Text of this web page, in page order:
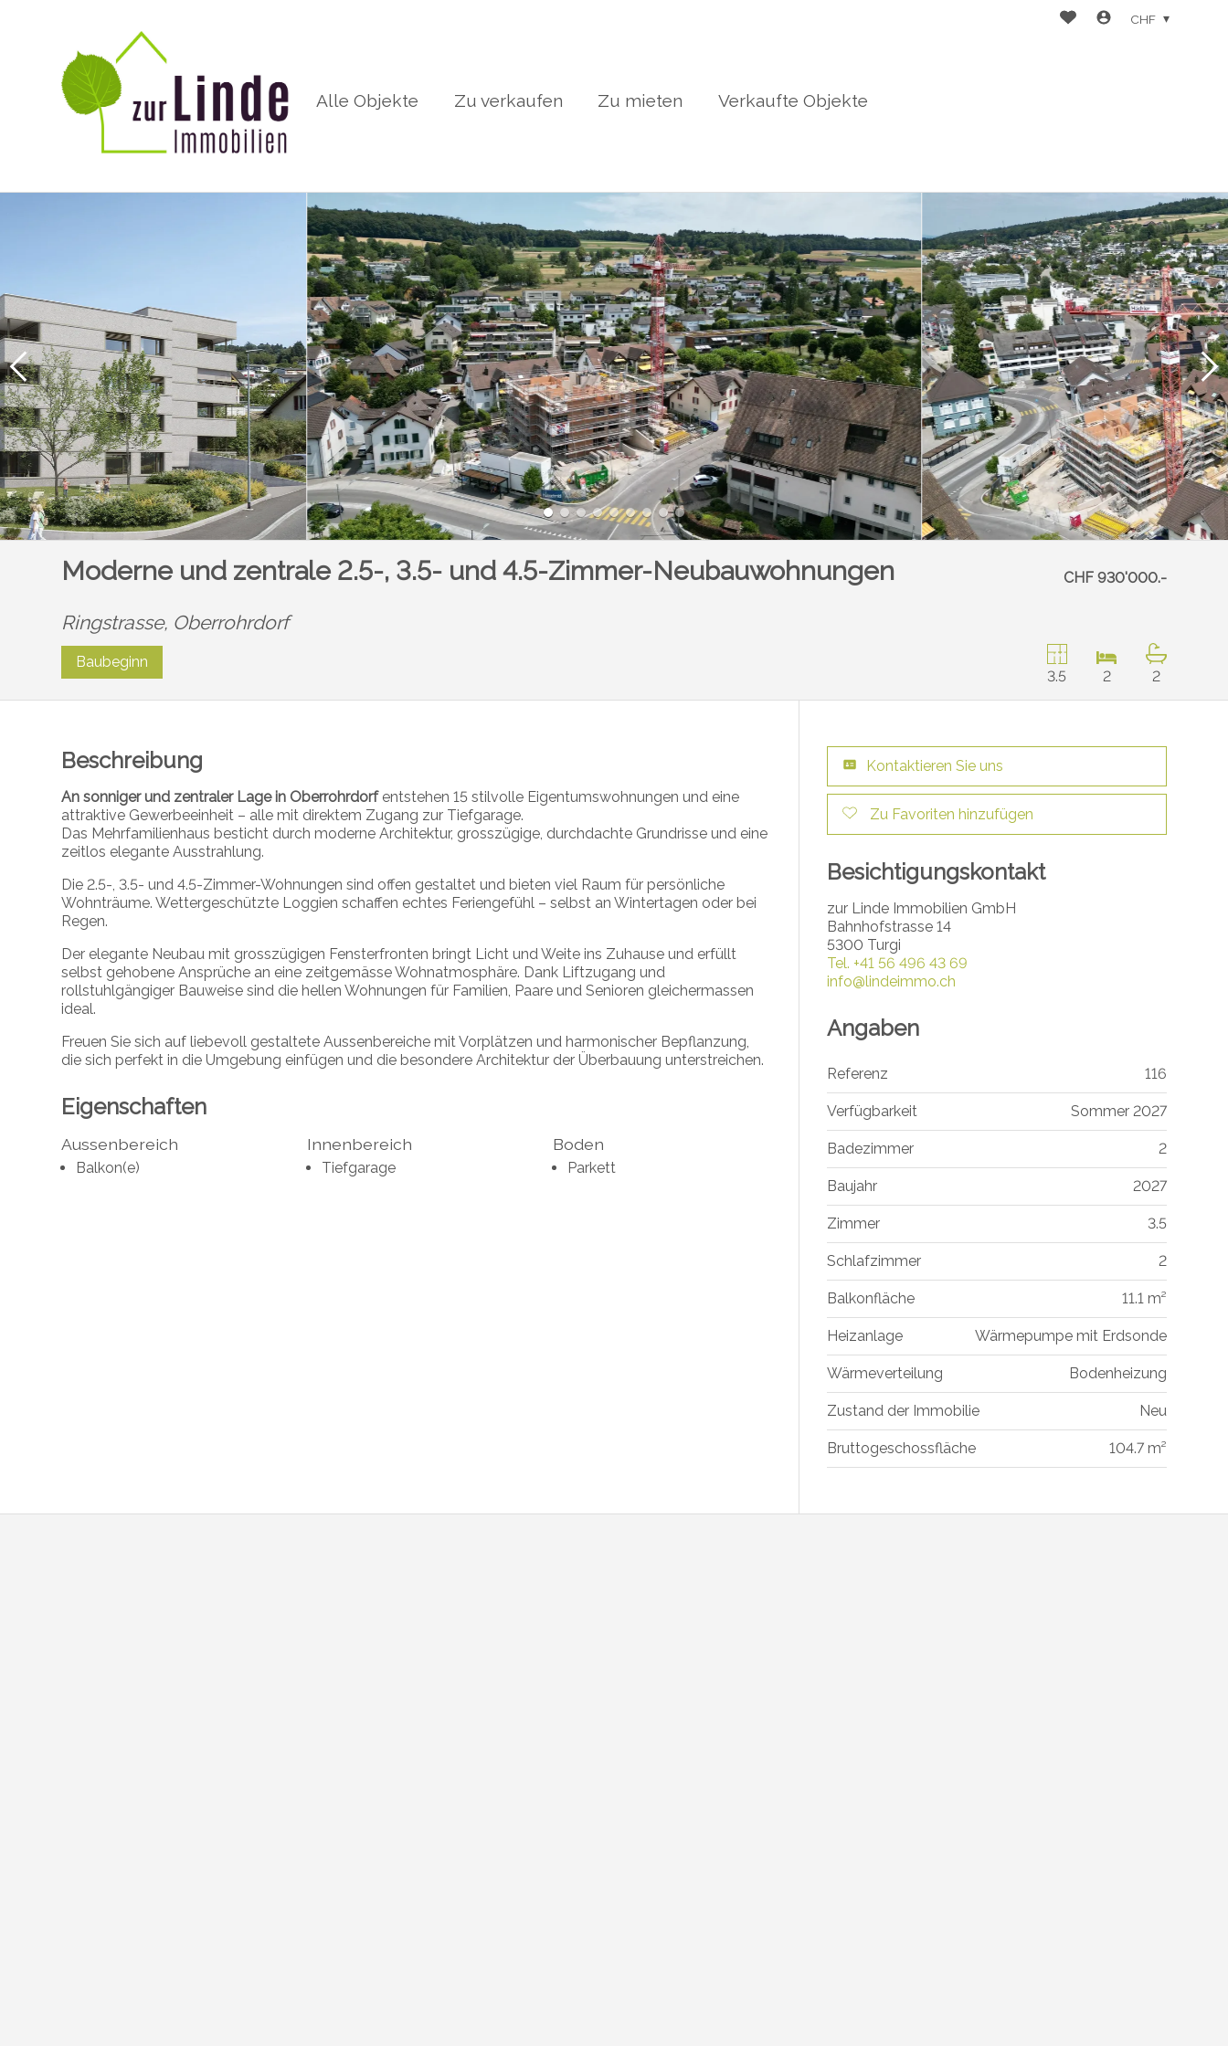
Alle Objekte Zu verkaufen Zu mieten Verkaufte Objekte
CHF
Moderne und zentrale 2.5-, 3.5- und 4.5-Zimmer-Neubauwohnungen CHF 930'000.-
Ringstrasse, Oberrohrdorf
Baubeginn
3.5
2 2
Beschreibung
An sonniger und zentraler Lage in Oberrohrdorfentstehen 15 stilvolle Eigentumswohnungen und eine
attraktive Gewerbeeinheit – alle mit direktem Zugang zur Tiefgarage.
Das Mehrfamilienhaus besticht durch moderne Architektur, grosszügige, durchdachte Grundrisse und eine
zeitlos elegante Ausstrahlung.
Die 2.5-, 3.5- und 4.5-Zimmer-Wohnungen sind offen gestaltet und bieten viel Raum für persönliche
Wohnträume. Wettergeschützte Loggien schaffen echtes Feriengefühl – selbst an Wintertagen oder bei
Regen.
Der elegante Neubau mit grosszügigen Fensterfronten bringt Licht und Weite ins Zuhause und erfüllt
selbst gehobene Ansprüche an eine zeitgemässe Wohnatmosphäre. Dank Liftzugang und
rollstuhlgängiger Bauweise sind die hellen Wohnungen für Familien, Paare und Senioren gleichermassen
ideal.
Freuen Sie sich auf liebevoll gestaltete Aussenbereiche mit Vorplätzen und harmonischer Bepflanzung,
die sich perfekt in die Umgebung einfügen und die besondere Architektur der Überbauung unterstreichen.
Eigenschaften
Aussenbereich
Balkon(e)
Innenbereich
Tiefgarage
Boden
Parkett
Kontaktieren Sie uns
Zu Favoriten hinzufügen
Besichtigungskontakt
zur Linde Immobilien GmbH
Bahnhofstrasse 14
5300 Turgi
Tel. +41 56 496 43 69
info@lindeimmo.ch
Angaben
Referenz 116
Verfügbarkeit Sommer 2027
Badezimmer 2
Baujahr 2027
Zimmer 3.5
Schlafzimmer 2
Balkonfläche 11.1 m²
Heizanlage Wärmepumpe mit Erdsonde
Wärmeverteilung Bodenheizung
Zustand der Immobilie Neu
Bruttogeschossfläche 104.7 m²